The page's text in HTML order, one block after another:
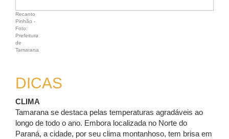
Recanto
Pinhão -
Foto:
Prefeitura
de
Tamarana
DICAS
CLIMA
Tamarana se destaca pelas temperaturas agradáveis ao
longo de todo o ano. Embora localizada no Norte do
Paraná, a cidade, por seu clima montanhoso, tem brisa em